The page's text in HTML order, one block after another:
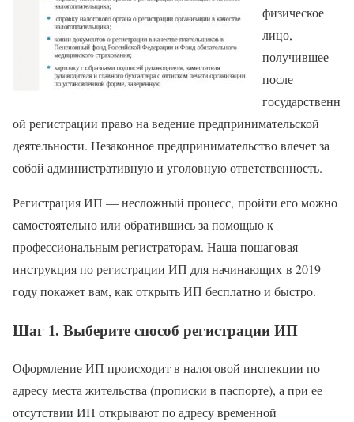
физическое
лицо,
получившее
после
государственн
ой регистрации право на ведение предпринимательской
деятельности. Незаконное предпринимательство влечет за
собой административную и уголовную ответственность.
Регистрация ИП — несложный процесс, пройти его можно
самостоятельно или обратившись за помощью к
профессиональным регистраторам. Наша пошаговая
инструкция по регистрации ИП для начинающих в 2019
году покажет вам, как открыть ИП бесплатно и быстро.
Шаг 1. Выберите способ регистрации ИП
Оформление ИП происходит в налоговой инспекции по
адресу места жительства (прописки в паспорте), а при ее
отсутствии ИП открывают по адресу временной